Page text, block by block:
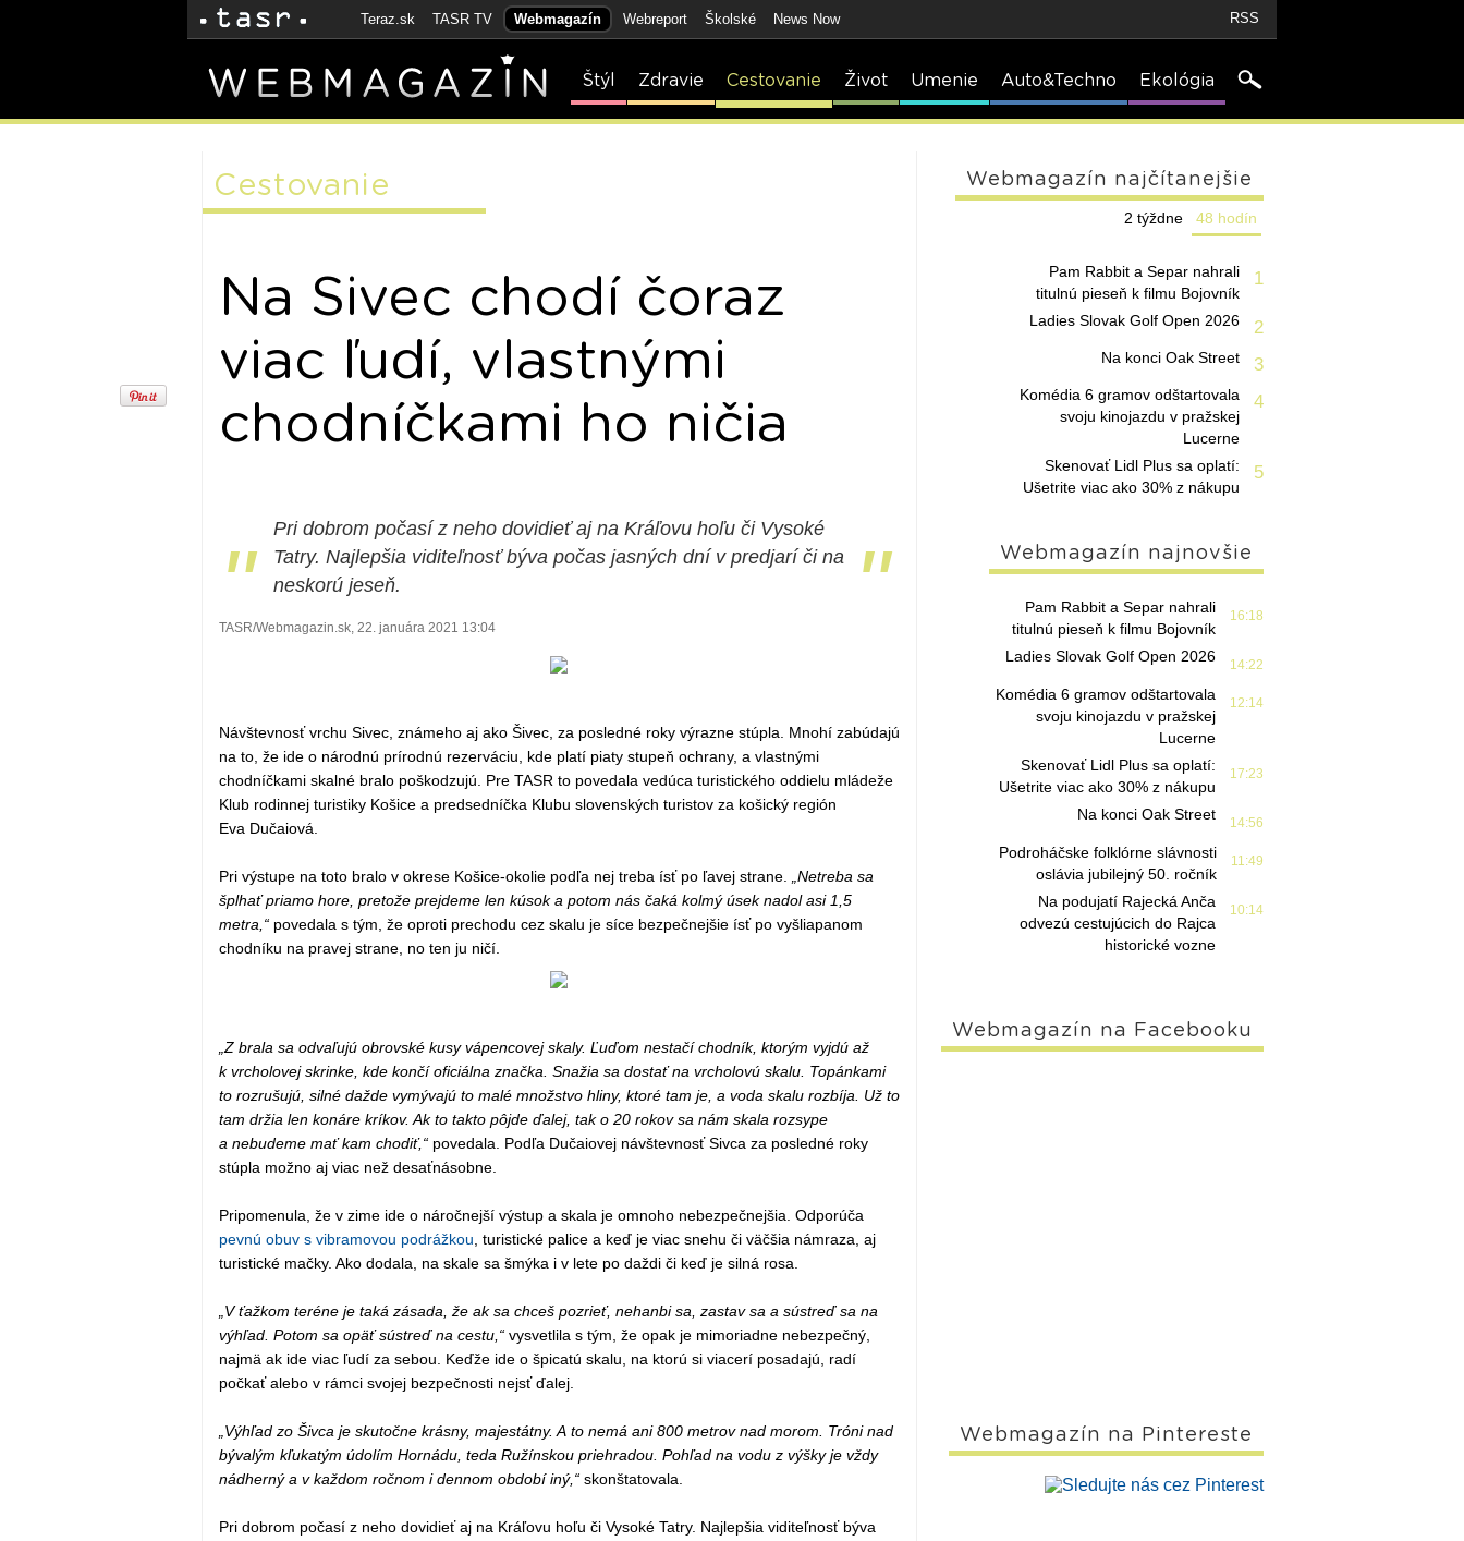
Teraz.sk TASR TV Webmagazín Webreport Školské News Now RSS
Štýl Zdravie Cestovanie Život Umenie Auto&Techno Ekológia
Cestovanie
Na Sivec chodí čoraz
viac ľudí, vlastnými
chodníčkami ho ničia
"
Pri dobrom počasí z neho dovidieť aj na Kráľovu hoľu či Vysoké
Tatry. Najlepšia viditeľnosť býva počas jasných dní v predjarí či na
neskorú jeseň.
"
TASR/Webmagazin.sk, 22. januára 2021 13:04
Návštevnosť vrchu Sivec, známeho aj ako Šivec, za posledné roky výrazne stúpla. Mnohí zabúdajú
na to, že ide o národnú prírodnú rezerváciu, kde platí piaty stupeň ochrany, a vlastnými
chodníčkami skalné bralo poškodzujú. Pre TASR to povedala vedúca turistického oddielu mládeže
Klub rodinnej turistiky Košice a predsedníčka Klubu slovenských turistov za košický región
Eva Dučaiová.
Pri výstupe na toto bralo v okrese Košice-okolie podľa nej treba ísť po ľavej strane.
„Netreba sa
šplhať priamo hore, pretože prejdeme len kúsok a potom nás čaká kolmý úsek nadol asi 1,5
metra,“ povedala s tým, že oproti prechodu cez skalu je síce bezpečnejšie ísť po vyšliapanom
chodníku na pravej strane, no ten ju ničí.
„Z brala sa odvaľujú obrovské kusy vápencovej skaly. Ľuďom nestačí chodník, ktorým vyjdú až
k vrcholovej skrinke, kde končí oficiálna značka. Snažia sa dostať na vrcholovú skalu. Topánkami
to rozrušujú, silné dažde vymývajú to malé množstvo hliny, ktoré tam je, a voda skalu rozbíja. Už to
tam držia len konáre kríkov. Ak to takto pôjde ďalej, tak o 20 rokov sa nám skala rozsype
a nebudeme mať kam chodiť,“ povedala. Podľa Dučaiovej návštevnosť Sivca za posledné roky
stúpla možno aj viac než desaťnásobne.
Pripomenula, že v zime ide o náročnejší výstup a skala je omnoho nebezpečnejšia. Odporúča
pevnú obuv s vibramovou podrážkou , turistické palice a keď je viac snehu či väčšia námraza, aj
turistické mačky. Ako dodala, na skale sa šmýka i v lete po daždi či keď je silná rosa.
„V ťažkom teréne je taká zásada, že ak sa chceš pozrieť, nehanbi sa, zastav sa a sústreď sa na
výhľad. Potom sa opäť sústreď na cestu,“ vysvetlila s tým, že opak je mimoriadne nebezpečný,
najmä ak ide viac ľudí za sebou. Keďže ide o špicatú skalu, na ktorú si viacerí posadajú, radí
počkať alebo v rámci svojej bezpečnosti nejsť ďalej.
„Výhľad zo Šivca je skutočne krásny, majestátny. A to nemá ani 800 metrov nad morom. Tróni nad
bývalým kľukatým údolím Hornádu, teda Ružínskou priehradou. Pohľad na vodu z výšky je vždy
nádherný a v každom ročnom i dennom období iný,“ skonštatovala.
Pri dobrom počasí z neho dovidieť aj na Kráľovu hoľu či Vysoké Tatry. Najlepšia viditeľnosť býva
Webmagazín najčítanejšie
48 hodín
2 týždne
1
Pam Rabbit a Separ nahrali
titulnú pieseň k filmu Bojovník
2
Ladies Slovak Golf Open 2026
3
Na konci Oak Street
4
Komédia 6 gramov odštartovala
svoju kinojazdu v pražskej
Lucerne
5
Skenovať Lidl Plus sa oplatí:
Ušetrite viac ako 30% z nákupu
Webmagazín najnovšie
16:18
Pam Rabbit a Separ nahrali
titulnú pieseň k filmu Bojovník
14:22
Ladies Slovak Golf Open 2026
12:14
Komédia 6 gramov odštartovala
svoju kinojazdu v pražskej
Lucerne
17:23
Skenovať Lidl Plus sa oplatí:
Ušetrite viac ako 30% z nákupu
14:56
Na konci Oak Street
11:49
Podroháčske folklórne slávnosti
oslávia jubilejný 50. ročník
10:14
Na podujatí Rajecká Anča
odvezú cestujúcich do Rajca
historické vozne
Webmagazín na Facebooku
Webmagazín na Pintereste